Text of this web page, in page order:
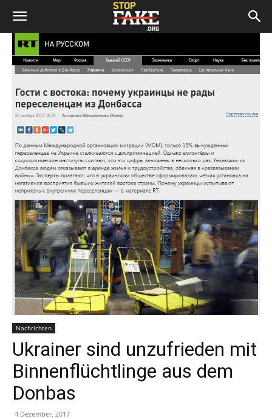
Nachrichten
Ukrainer sind unzufrieden mit
Binnenflüchtlinge aus dem
Donbas
4 Dezember, 2017